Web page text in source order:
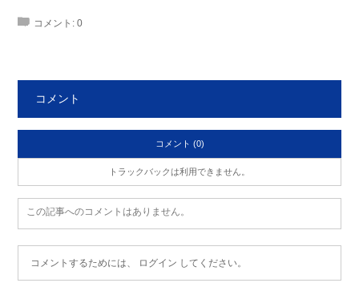
コメント: 0
コメント
コメント (0)
トラックバックは利用できません。
この記事へのコメントはありません。
コメントするためには、 ログイン してください。